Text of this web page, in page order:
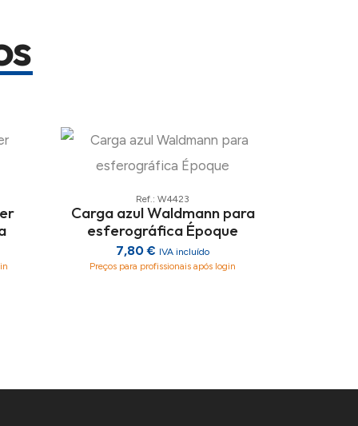
Ref.: W4423
Carga azul Waldmann para
esferográfica Époque
7,80 € IVA incluído
Preços para profissionais após login